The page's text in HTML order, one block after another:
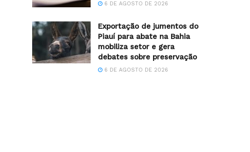
6 DE AGOSTO DE 2026
Exportação de jumentos do
Piauí para abate na Bahia
mobiliza setor e gera
debates sobre preservação
6 DE AGOSTO DE 2026